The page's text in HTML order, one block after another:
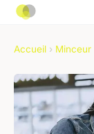
Accueil › Minceur